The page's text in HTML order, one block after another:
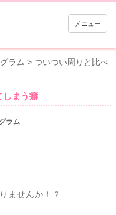
メニュー
ラム > ついつい周りと比べ
しまう癖
ラム
ませんか！？